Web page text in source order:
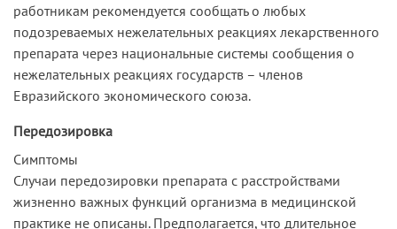
работникам рекомендуется сообщать о любых
подозреваемых нежелательных реакциях лекарственного
препарата через национальные системы сообщения о
нежелательных реакциях государств – членов
Евразийского экономического союза.
Передозировка
Симптомы
Случаи передозировки препарата с расстройствами
жизненно важных функций организма в медицинской
практике не описаны. Предполагается, что длительное